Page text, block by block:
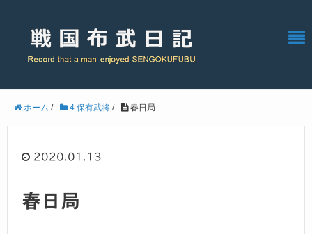
ホーム / 4 保有武将 / 春日局
2020.01.13
春日局